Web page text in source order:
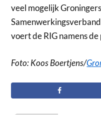
veel mogelijk
voert de RIG namens
Foto: Koos Boertjens/